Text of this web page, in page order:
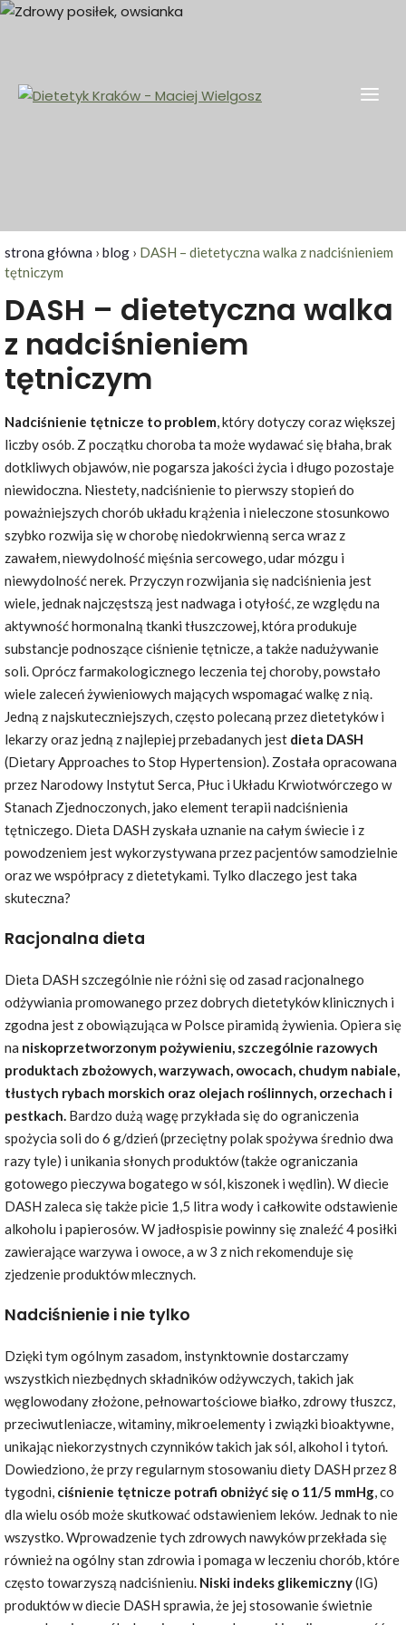
Skip
strona główna › blog › DASH – dietetyczna walka z nadciśnieniem
tętniczym
DASH – dietetyczna walka
z nadciśnieniem
tętniczym
Nadciśnienie tętnicze to problem, który dotyczy coraz większej
liczby osób. Z początku choroba ta może wydawać się błaha, brak
dotkliwych objawów, nie pogarsza jakości życia i długo pozostaje
niewidoczna. Niestety, nadciśnienie to pierwszy stopień do
poważniejszych chorób układu krążenia i nieleczone stosunkowo
szybko rozwija się w chorobę niedokrwienną serca wraz z
zawałem, niewydolność mięśnia sercowego, udar mózgu i
niewydolność nerek. Przyczyn rozwijania się nadciśnienia jest
wiele, jednak najczęstszą jest nadwaga i otyłość, ze względu na
aktywność hormonalną tkanki tłuszczowej, która produkuje
substancje podnoszące ciśnienie tętnicze, a także nadużywanie
soli. Oprócz farmakologicznego leczenia tej choroby, powstało
wiele zaleceń żywieniowych mających wspomagać walkę z nią.
Jedną z najskuteczniejszych, często polecaną przez dietetyków i
lekarzy oraz jedną z najlepiej przebadanych jest dieta DASH
(Dietary Approaches to Stop Hypertension). Została opracowana
przez Narodowy Instytut Serca, Płuc i Układu Krwiotwórczego w
Stanach Zjednoczonych, jako element terapii nadciśnienia
tętniczego. Dieta DASH zyskała uznanie na całym świecie i z
powodzeniem jest wykorzystywana przez pacjentów samodzielnie
oraz we współpracy z dietetykami. Tylko dlaczego jest taka
skuteczna?
Racjonalna dieta
Dieta DASH szczególnie nie różni się od zasad racjonalnego
odżywiania promowanego przez dobrych dietetyków klinicznych i
zgodna jest z obowiązująca w Polsce piramidą żywienia. Opiera się
na niskoprzetworzonym pożywieniu, szczególnie razowych
produktach zbożowych, warzywach, owocach, chudym nabiale,
tłustych rybach morskich oraz olejach roślinnych, orzechach i
pestkach. Bardzo dużą wagę przykłada się do ograniczenia
spożycia soli do 6 g/dzień (przeciętny polak spożywa średnio dwa
razy tyle) i unikania słonych produktów (także ograniczania
gotowego pieczywa bogatego w sól, kiszonek i wędlin). W diecie
DASH zaleca się także picie 1,5 litra wody i całkowite odstawienie
alkoholu i papierosów. W jadłospisie powinny się znaleźć 4 posiłki
zawierające warzywa i owoce, a w 3 z nich rekomenduje się
zjedzenie produktów mlecznych.
Nadciśnienie i nie tylko
Dzięki tym ogólnym zasadom, instynktownie dostarczamy
wszystkich niezbędnych składników odżywczych, takich jak
węglowodany złożone, pełnowartościowe białko, zdrowy tłuszcz,
przeciwutleniacze, witaminy, mikroelementy i związki bioaktywne,
unikając niekorzystnych czynników takich jak sól, alkohol i tytoń.
Dowiedziono, że przy regularnym stosowaniu diety DASH przez 8
tygodni, ciśnienie tętnicze potrafi obniżyć się o 11/5 mmHg, co
dla wielu osób może skutkować odstawieniem leków. Jednak to nie
wszystko. Wprowadzenie tych zdrowych nawyków przekłada się
również na ogólny stan zdrowia i pomaga w leczeniu chorób, które
często towarzyszą nadciśnieniu. Niski indeks glikemiczny(IG)
produktów w diecie DASH sprawia, że jej stosowanie świetnie